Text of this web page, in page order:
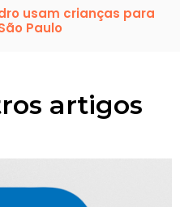
usam crianças para
Paulo
artigos